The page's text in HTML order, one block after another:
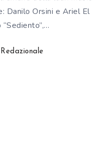
Danilo Orsini e Ariel El
Redazionale